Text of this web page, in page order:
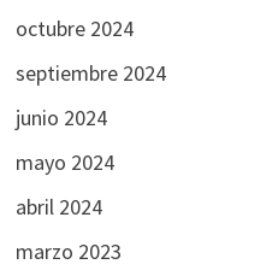
octubre 2024
septiembre 2024
junio 2024
mayo 2024
abril 2024
marzo 2023